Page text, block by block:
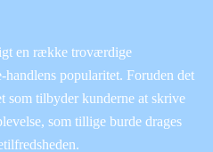
en række troværdige
popularitet. Foruden det
som tilbyder kunderne at skrive
som tillige burde drages